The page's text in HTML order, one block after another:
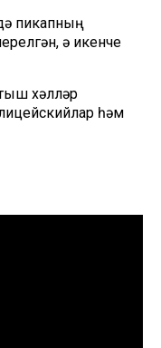
пикапның
ә икенче
хәлләр
һәм